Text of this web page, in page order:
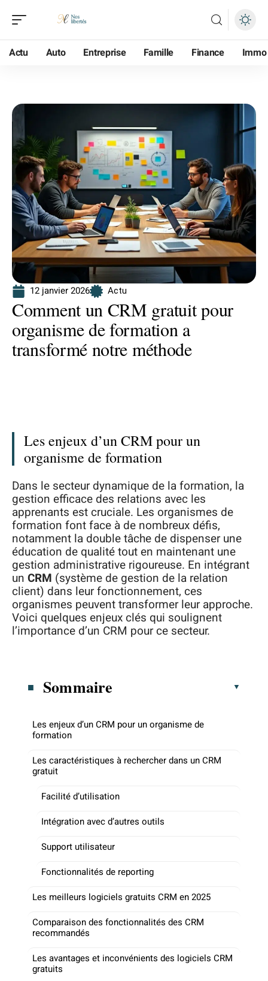
Actu Auto Entreprise Famille Finance Immo
12 janvier 2026 Actu
Comment un CRM gratuit pour
organisme de formation a
transformé notre méthode
Les enjeux d’un CRM pour un
organisme de formation
Dans le secteur dynamique de la formation, la
gestion efficace des relations avec les
apprenants est cruciale. Les organismes de
formation font face à de nombreux défis,
notamment la double tâche de dispenser une
éducation de qualité tout en maintenant une
gestion administrative rigoureuse. En intégrant
un CRM (système de gestion de la relation
client) dans leur fonctionnement, ces
organismes peuvent transformer leur approche.
Voici quelques enjeux clés qui soulignent
l’importance d’un CRM pour ce secteur.
Sommaire
Les enjeux d’un CRM pour un organisme de
formation
Les caractéristiques à rechercher dans un CRM
gratuit
Facilité d’utilisation
Intégration avec d’autres outils
Support utilisateur
Fonctionnalités de reporting
Les meilleurs logiciels gratuits CRM en 2025
Comparaison des fonctionnalités des CRM
recommandés
Les avantages et inconvénients des logiciels CRM
gratuits